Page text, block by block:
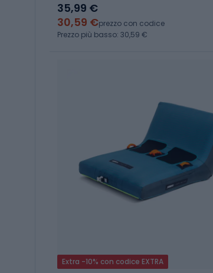
35,99 €
30,59 €prezzo con codice
Prezzo più basso: 30,59 €
Extra -10% con codice EXTRA